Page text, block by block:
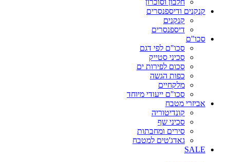
חלבון וסוכרון
קנקנים ודיספנסרים
קנקנים
דיספנסרים
סכו"ם
סכו"ם לפי דגם
סכיני סטייק
סכום לפירות ים
כפות הגשה
מלקחיים
סכו"ם ייעודי מיוחד
אביזרי מטבח
קונדיטוריה
סכיני שף
סירים ומחבתות
גאדג'טים למטבח
SALE